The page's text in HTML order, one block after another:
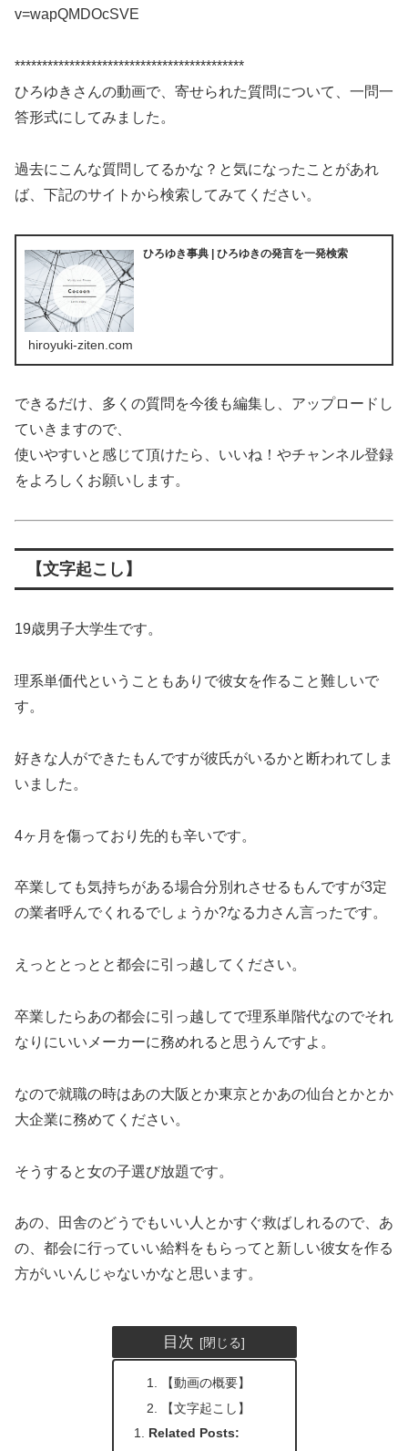
v=wapQMDOcSVE
******************************************
ひろゆきさんの動画で、寄せられた質問について、一問一
答形式にしてみました。
過去にこんな質問してるかな？と気になったことがあれ
ば、下記のサイトから検索してみてください。
ひろゆき事典 | ひろゆきの発言を一発検索
hiroyuki-ziten.com
できるだけ、多くの質問を今後も編集し、アップロードし
ていきますので、
使いやすいと感じて頂けたら、いいね！やチャンネル登録
をよろしくお願いします。
【文字起こし】
19歳男子大学生です。
理系単価代ということもありで彼女を作ること難しいで
す。
好きな人ができたもんですが彼氏がいるかと断われてしま
いました。
4ヶ月を傷っており先的も辛いです。
卒業しても気持ちがある場合分別れさせるもんですが3定
の業者呼んでくれるでしょうか?なる力さん言ったです。
えっととっとと都会に引っ越してください。
卒業したらあの都会に引っ越してで理系単階代なのでそれ
なりにいいメーカーに務めれると思うんですよ。
なので就職の時はあの大阪とか東京とかあの仙台とかとか
大企業に務めてください。
そうすると女の子選び放題です。
あの、田舎のどうでもいい人とかすぐ救ばしれるので、あ
の、都会に行っていい給料をもらってと新しい彼女を作る
方がいいんじゃないかなと思います。
目次
【動画の概要】
【文字起こし】
Related Posts: